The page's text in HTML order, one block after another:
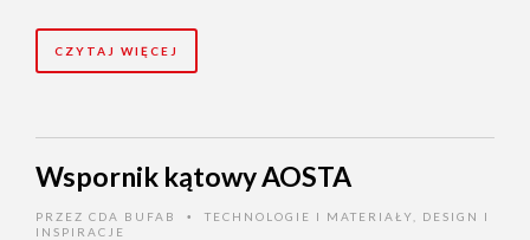
CZYTAJ WIĘCEJ
Wspornik kątowy AOSTA
PRZEZ CDA BUFAB • TECHNOLOGIE I MATERIAŁY
DESIGN I
INSPIRACJE